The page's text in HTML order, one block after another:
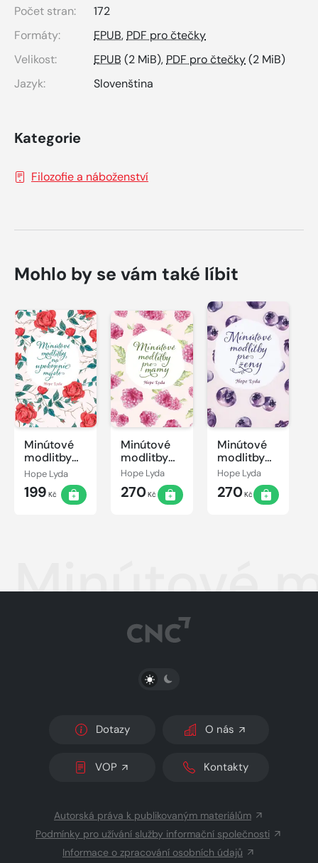
Počet stran:
172
Formáty:
EPUB, PDF pro čtečky
Velikost:
EPUB (2 MiB), PDF pro čtečky(2 MiB)
Jazyk:
Slovenština
Kategorie
Filozofie a náboženství
Mohlo by se vám také líbit
Minútové
modlitby
na
upokojenie
mysle
Hope Lyda
199 Kč
Minútové
modlitby
pre mamy
Hope Lyda
270Kč
Minútové
modlitby
pre ženy
Hope Lyda
270Kč
Minútové
PŘEPNOUT SVĚTLÝ/TMAVÝ REŽIM
Dotazy O nás
VOP Kontakty
Autorská práva k publikovaným materiálům
Podmínky pro užívání služby informační společnosti
Informace o zpracování osobních údajů